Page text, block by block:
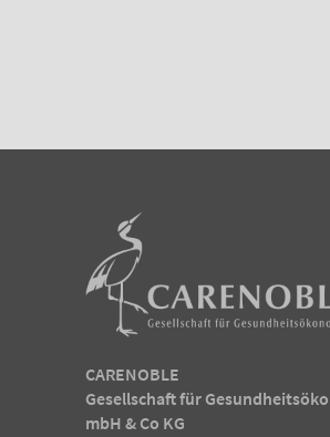
CARENOBLE
Gesellschaft für
mbH & Co KG